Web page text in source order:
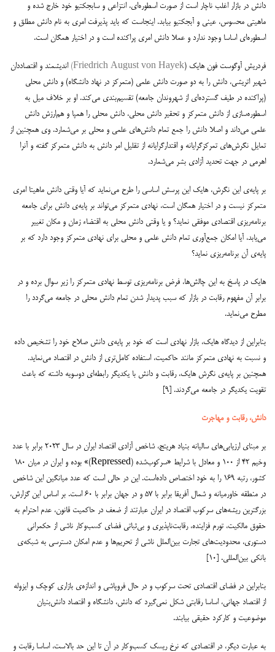
دانش در بازار اغلب ناچار است از صورت اسطوره‌ای، انتزاعی و سابجکتیو خود خارج شده و
ماهیتی محسوس، عینی و آبجکتیو بیابد. اینجاست که باید پذیرفت امری به نام دانش مطلق و
اسطوره‌ای اساسا وجود ندارد و عملا دانش امری پراکنده است و در اختیار همگان است.
فردریش آوگوست فون هایک (Friedrich August von Hayek) اندیشمند و اقتصاددان
شهیر اتریشی، دانش را به دو صورت دانش علمی (متمرکز در نهاد دانشگاه) و دانش محلی
(پراکنده در طیف گسترده‌ای از شهروندان جامعه) تقسیم‌بندی می‌کند. او بر خلاف میل به
اسطوره‌سازی از دانش متمرکز و تحقیر دانش محلی، دانش محلی را همپا و هم‌ارزش دانش
علمی می‌داند و اصلا دانش را جمع تمام دانش‌های علمی و محلی بر می‌شمارد. وی همچنین از
تمایل نگرش‌های تمرکزگرایانه و اقتدارگرایانه از تقلیل امر دانش به دانش متمرکز گفته و آنرا
اهرمی در جهت تحدید آزادی بشر می‌شمارد.
بر پایه‌ی این نگرش، هایک این پرسش اساسی را طرح می‌نماید که آیا وقتی دانش ماهیتا امری
متمرکز نیست و در اختیار همگان است، نهادی متمرکز می‌تواند بر پایه‌ی دانش برای جامعه
برنامه‌ریزی اقتصادی موفقی نماید؟ و یا وقتی دانش محلی به اقتضاء زمان و مکان تغییر
می‌یابد، آیا امکان جمع‌آوری تمام دانش علمی و محلی برای نهادی متمرکز وجود دارد که بر
پایه‌ی آن برنامه‌ریزی نماید؟
هایک در پاسخ به این چالش‌ها، فرض برنامه‌ریزی توسط نهادی متمرکز را زیر سوال برده و در
برابر آن مفهوم رقابت در بازار که سبب پدیدار شدن تمام دانش محلی در جامعه می‌گردد را
مطرح می‌نماید.
بنابراین از دیدگاه هایک، بازار نهادی است که خود بر پایه‌ی دانش صلاح خود را تشخیص داده
و نسبت به نهادی متمرکز مانند حاکمیت، استفاده کامل‌تری از دانش در اقتصاد می‌نماید.
همچنین بر پایه‌ی نگرش هایک، رقابت و دانش با یکدیگر رابطه‌ای دوسویه داشته که باعث
تقویت یکدیگر در جامعه می‌گردند. [۹]
دانش، رقابت و مهاجرت
بر مبنای ارزیابی‌های سالیانه بنیاد هریتج، شاخص آزادی اقتصاد ایران در سال ۲۰۲۳ برابر با عدد
وخیم ۴۲ از ۱۰۰ و معادل با شرایط «سرکوب‌شده (Repressed)» بوده و ایران در میان ۱۸۰
کشور، رتبه ۱۶۹ را به خود اختصاص داده‌است. این در حالی است که عدد میانگین این شاخص
در منطقه خاورمیانه و شمال آفریقا برابر با ۵۷ و در جهان برابر با ۶۰ است. بر اساس این گزارش،
بزرگترین ریشه‌های سرکوب اقتصاد در ایران عبارتند از ضعف در حاکمیت قانون، عدم احترام به
حقوق مالکیت، تورم فزاینده، رقابت‌ناپذیری و بی‌ثباتی فضای کسب‌وکار ناشی از حکمرانی
دستوری، محدودیت‌های تجارت بین‌الملل ناشی از تحریم‌ها و عدم امکان دسترسی به شبکه‌ی
بانکی بین‌المللی. [۱۰]
بنابراین در فضای اقتصادی تحت سرکوب و در حال فروپاشی و اندازه‌ی بازاری کوچک و ایزوله
از اقتصاد جهانی، اساسا رقابتی شکل نمی‌گیرد که دانش، دانشگاه و اقتصاد دانش‌بنیان
موضوعیت و کارکرد حقیقی بیابند.
به عبارت دیگر، در اقتصادی که نرخ ریسک کسب‌وکار در آن تا این حد بالاست، اساسا رقابت و